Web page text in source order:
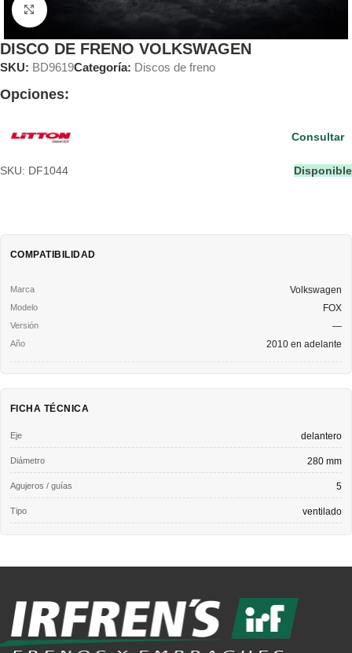
Clic para ampliar
DISCO DE FRENO VOLKSWAGEN
SKU: BD9619Categoría: Discos de freno
Opciones:
SKU: DF1044 Disponible
Consultar
COMPATIBILIDAD
Volkswagen
FOX
—
2010 en adelante
FICHA TÉCNICA
Eje delantero
Diámetro 280 mm
Agujeros / guías 5
Tipo ventilado